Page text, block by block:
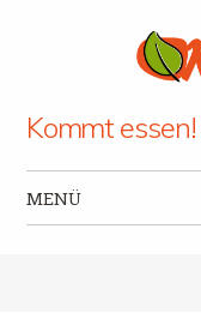
Kommt essen!
MENÜ